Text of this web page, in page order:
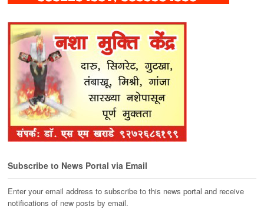
Subscribe to News Portal via Email
Enter your email address to subscribe to this news portal and receive
notifications of new posts by email.